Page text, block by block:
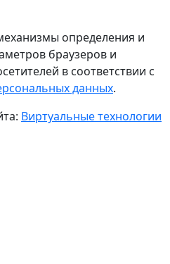
определения и
браузеров и
в соответствии с
данных.
Виртуальные технологии